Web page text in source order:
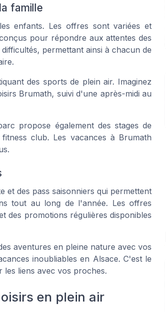
famille
enfants. Les offres sont variées et
pour répondre aux attentes des
permettant ainsi à chacun de
des sports de plein air. Imaginez
Brumath, suivi d'une après-midi au
propose également des stages de
club. Les vacances à Brumath
des pass saisonniers qui permettent
tout au long de l'année. Les offres
des promotions régulières disponibles
aventures en pleine nature avec vos
inoubliables en Alsace. C'est le
liens avec vos proches.
en plein air